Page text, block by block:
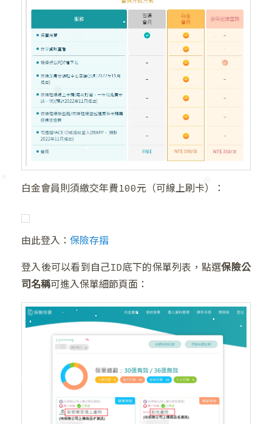
白金會員則須繳交年費100元（可線上刷卡）：
由此登入： 保險存摺
登入後可以看到自己ID底下的保單列表，點選保險公
司名稱可進入保單細節頁面：
❆